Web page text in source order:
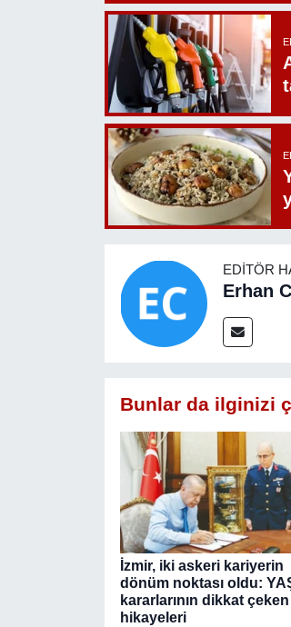
EDITÖR
Erhan
Bunlar da ilginizi
İzmir, iki askeri kariyerin
dönüm noktası oldu:
kararlarının dikkat çeken
hikayeleri